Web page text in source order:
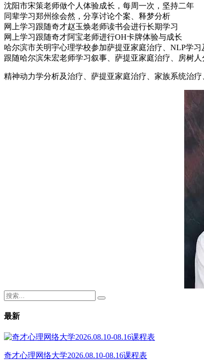
沈阳市宋策老师做个人体验成长，每周一次，坚持二年
同辈学习郑州徐会然，分享讨论个案、释梦分析
网上学习跟随奇才赵玉焕老师读书会进行长期学习
网上学习跟随奇才阿宝老师进行OH卡牌体验与成长
哈尔滨市关明宇心理学校参加萨提亚家庭治疗、NLP学习
跟随哈尔滨朱宏老师学习叙事、萨提亚家庭治疗、房树人
精神动力学分析及治疗、萨提亚家庭治疗、家族系统治
最新
奇才心理网络大学2026.08.10-08.16课程表